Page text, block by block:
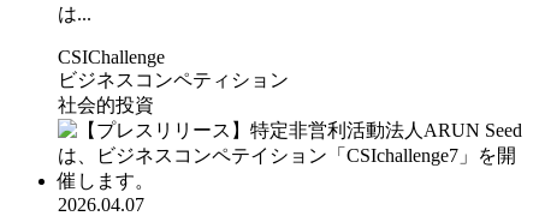
は...
CSIChallenge
ビジネスコンペティション
社会的投資
2026.04.07